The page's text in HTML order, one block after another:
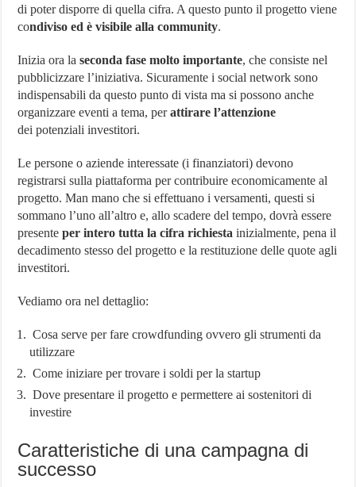
di poter disporre di quella cifra. A questo punto il progetto viene
condiviso ed è visibile alla community.
Inizia ora laseconda fase molto importante, che consiste nel
pubblicizzare l’iniziativa. Sicuramente i social network sono
indispensabili da questo punto di vista ma si possono anche
organizzare eventi a tema, perattirare l’attenzione
dei potenziali investitori.
Le persone o aziende interessate (i finanziatori) devono
registrarsi sulla piattaforma per contribuire economicamente al
progetto. Man mano che si effettuano i versamenti, questi si
sommano l’uno all’altro e, allo scadere del tempo, dovrà essere
presenteper intero tutta la cifra richiesta inizialmente, pena il
decadimento stesso del progetto e la restituzione delle quote agli
investitori.
Vediamo ora nel dettaglio:
Cosa serve per fare crowdfunding ovvero gli strumenti da
utilizzare
Come iniziare per trovare i soldi per la startup
Dove presentare il progetto e permettere ai sostenitori di
investire
Caratteristiche di una campagna di
successo